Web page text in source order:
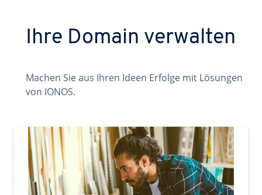
Ihre Domain verwalten
Machen Sie aus Ihren Ideen Erfolge mit Lösungen
von IONOS.